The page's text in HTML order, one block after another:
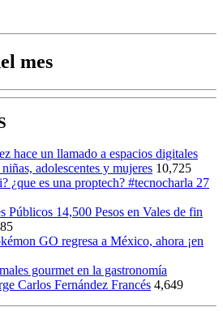
mes
hace un llamado a espacios digitales
adolescentes y mujeres 10,725
¿que es una proptech? #tecnocharla 27
Públicos 14,500 Pesos en Vales de fin
GO regresa a México, ahora ¡en
gourmet en la gastronomía
Carlos Fernández Francés 4,649